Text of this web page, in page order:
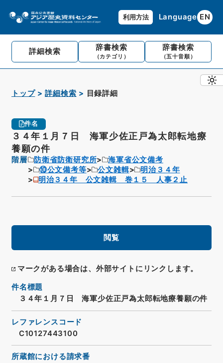
利用方法 Language EN
詳細検索 辞書検索
（カテゴリ）
辞書検索
（五十音順）
トップ 詳細検索 目録詳細
件名
３４年１月７日 海軍少佐正戸為太郎転地療
養願の件
階層 防衛省防衛研究所
海軍省公文備考
⑩公文備考等
公文雑輯
明治３４年
明治３４年 公文雑輯 巻１５ 人事２止
閲覧
マークがある場合は、外部サイトにリンクします。
件名標題
３４年１月７日 海軍少佐正戸為太郎転地療養願の件
レファレンスコード
C10127443100
所蔵館における請求番